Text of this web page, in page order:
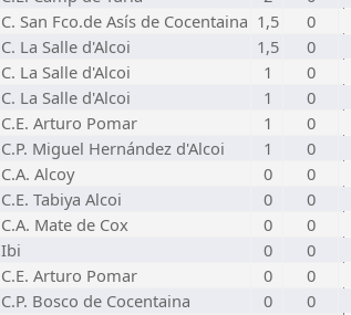
C. San Fco.de Asís de Cocentaina 1,5 0
C. La Salle d'Alcoi 1,5 0
C. La Salle d'Alcoi 1 0
C. La Salle d'Alcoi 1 0
C.E. Arturo Pomar 1 0
C.P. Miguel Hernández d'Alcoi 1 0
C.A. Alcoy 0 0
C.E. Tabiya Alcoi 0 0
C.A. Mate de Cox 0 0
Ibi 0 0
C.E. Arturo Pomar 0 0
C.P. Bosco de Cocentaina 0 0